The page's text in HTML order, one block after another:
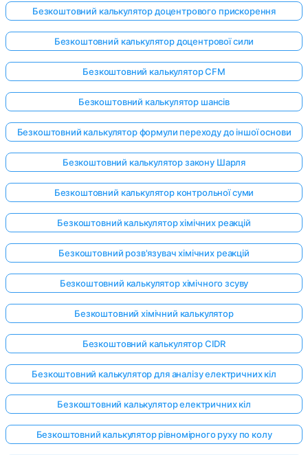
Безкоштовний калькулятор доцентрового прискорення
Безкоштовний калькулятор доцентрової сили
Безкоштовний калькулятор CFM
Безкоштовний калькулятор шансів
Безкоштовний калькулятор формули переходу до іншої основи
Безкоштовний калькулятор закону Шарля
Безкоштовний калькулятор контрольної суми
Безкоштовний калькулятор хімічних реакцій
Безкоштовний розв'язувач хімічних реакцій
Безкоштовний калькулятор хімічного зсуву
Безкоштовний хімічний калькулятор
Безкоштовний калькулятор CIDR
Безкоштовний калькулятор для аналізу електричних кіл
Безкоштовний калькулятор електричних кіл
Безкоштовний калькулятор рівномірного руху по колу